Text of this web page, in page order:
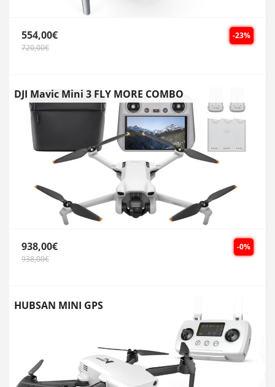
-23%
554,00€
720,00€
DJI Mavic Mini 3 FLY MORE COMBO
-0%
938,00€
938,00€
HUBSAN MINI GPS